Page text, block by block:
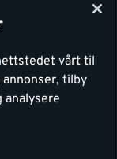
vårt til
tilby